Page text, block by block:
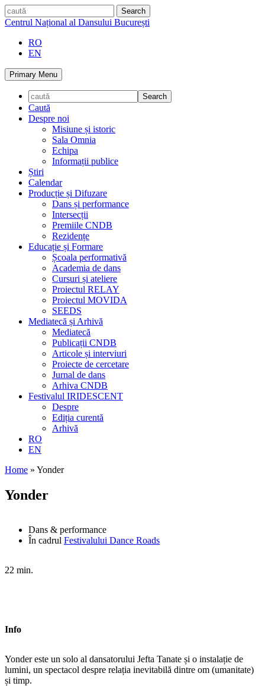
Skip
to
caută
Centrul Național al Dansului București
RO
EN
Primary Menu
Caută
Despre noi
Misiune și istoric
Sala Omnia
Echipa
Informații publice
Știri
Calendar
Producție și Difuzare
Dans și performance
Intersecții
Premiile CNDB
Rezidențe
Educație și Formare
Școala performativă
Academia de dans
Cursuri și ateliere
Proiectul RELAY
Proiectul MOVIDA
SEEDS
Mediatecă și Arhivă
Mediatecă
Publicații CNDB
Articole și interviuri
Proiecte de cercetare
Jurnal de dans
Arhiva CNDB
Festivalul IRIDESCENT
Despre
Ediția curentă
Arhivă
RO
EN
Home » Yonder
Yonder
Dans & performance
În cadrul Festivalului Dance Roads
22 min.
Info
Yonder este un solo al dansatorului Jefta Tanate și o instalație de
lumini, un spectacol despre relația inevitabilă dintre om (umanitate)
și timp.